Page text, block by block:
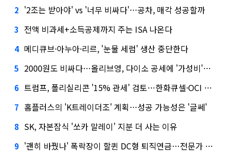
2 '2조는 받아야' vs '너무 비싸다'…공차, 매각 성공할까
3 전액 비과세+소득공제까지 주는 ISA 나온다
4 메디큐브·아누아·리르, '눈물 세럼' 생산 중단한다
5 2000원도 비싸다…올리브영, 다이소 공세에 '가성비'로 맞불
6 트럼프, 폴리실리콘 '15% 관세' 검토…한화큐셀·OCI 영향은?
7 홈플러스의 'K트레이더조' 계획…성공 가능성은 '글쎄'
8 SK, 자본잠식 '쏘카 말레이' 지분 더 사는 이유
9 '괜히 바꿨나' 폭락장이 할퀸 DC형 퇴직연금…전문가 조언은